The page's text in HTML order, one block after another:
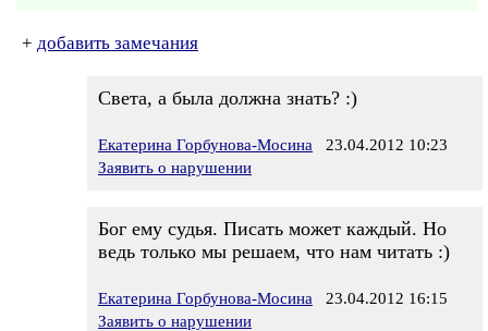
+ добавить замечания
Света, а была должна знать? :)
Екатерина Горбунова-Мосина 23.04.2012 10:23
Заявить о нарушении
Бог ему судья. Писать может каждый. Но
ведь только мы решаем, что нам читать :)
Екатерина Горбунова-Мосина 23.04.2012 16:15
Заявить о нарушении